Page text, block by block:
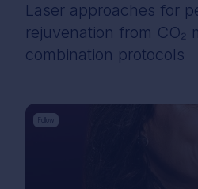
Laser approaches for
rejuvenation from CO₂
combination protocols
Follow